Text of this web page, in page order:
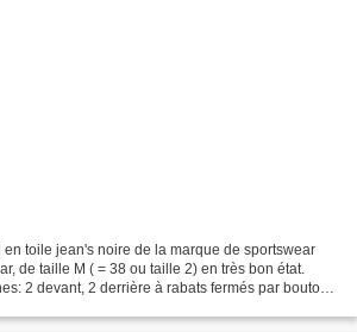
toile jean's noire de la marque de sportswear
de taille M ( = 38 ou taille 2) en très bon état.
2 devant, 2 derrière à rabats fermés par boutons